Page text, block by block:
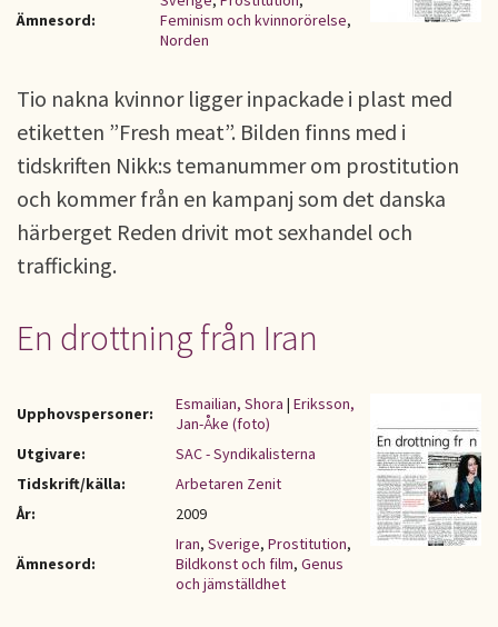
Ämnesord:
Feminism och kvinnorörelse,
Norden
Tio nakna kvinnor ligger inpackade i plast med
etiketten ”Fresh meat”. Bilden finns med i
tidskriften Nikk:s temanummer om prostitution
och kommer från en kampanj som det danska
härberget Reden drivit mot sexhandel och
trafficking.
En drottning från Iran
Upphovspersoner: Esmailian, Shora | Eriksson,
Jan-Åke (foto)
Utgivare:
SAC - Syndikalisterna
Tidskrift/källa:
Arbetaren Zenit
År:
2009
Ämnesord:
Iran, Sverige, Prostitution,
Bildkonst och film, Genus
och jämställdhet